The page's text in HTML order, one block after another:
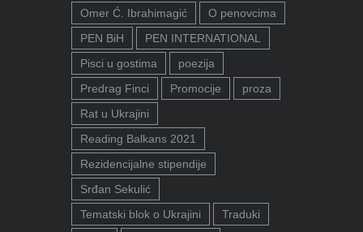
Omer Ć. Ibrahimagić
O penovcima
PEN BiH
PEN INTERNATIONAL
Pisci u gostima
poezija
Predrag Finci
Promocije
proza
Rat u Ukrajini
Reading Balkans 2021
Rezidencijalne stipendije
Srđan Sekulić
Tematski blok o Ukrajini
Traduki